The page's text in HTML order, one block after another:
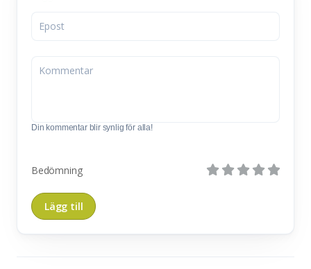
Din kommentar blir synlig för alla!
Bedömning